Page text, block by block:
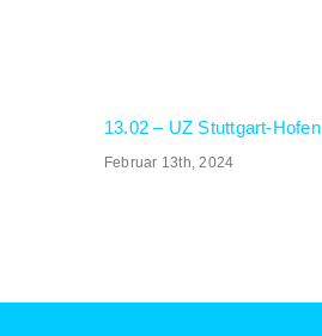
13.02 – UZ Stuttgart-Hofen
Februar 13th, 2024